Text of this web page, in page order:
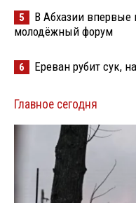
5
В Абхазии
молодёжный форум
6 Ереван рубит сук,
Главное сегодня